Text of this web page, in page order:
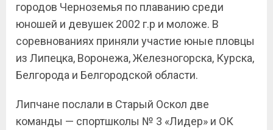
городов Черноземья по плаванию среди
юношей и девушек 2002 г.р и моложе. В
соревнованиях приняли участие юные пловцы
из Липецка, Воронежа, Железногорска, Курска,
Белгорода и Белгородской области.
Липчане послали в Старый Оскол две
команды — спортшколы № 3 «Лидер» и ОК